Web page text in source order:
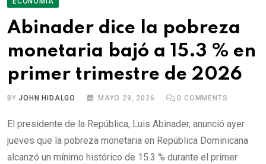
Abinader dice la pobreza
monetaria bajó a 15.3 % en
primer trimestre de 2026
BYJOHN HIDALGO MAYO 29, 2026 0 COMMENTS
El presidente de la República, Luis Abinader, anunció ayer
jueves que la pobreza monetaria en República Dominicana
alcanzó un mínimo histórico de 15.3 % durante el primer